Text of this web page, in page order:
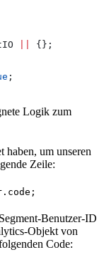
{};
;
Logik zum
um unseren
Zeile:
Benutzer-ID
Objekt von
Code: